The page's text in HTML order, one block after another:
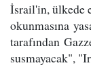
İsrail'in, ülkede
okunmasına
tarafından
susmayacak",